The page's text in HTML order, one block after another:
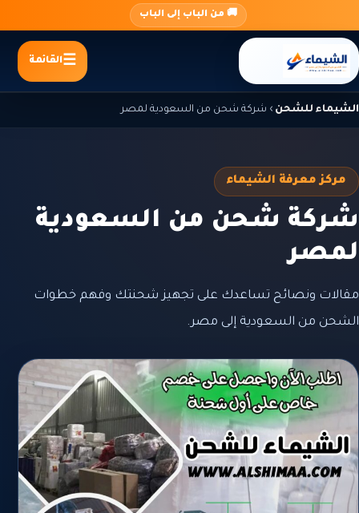
المحتوى
🚚 من الباب إلى الباب
القائمة
الشيماء للشحن › شركة شحن من السعودية لمصر
مركز معرفة الشيماء
شركة شحن من السعودية
لمصر
مقالات ونصائح تساعدك على تجهيز شحنتك وفهم خطوات
الشحن من السعودية إلى مصر.